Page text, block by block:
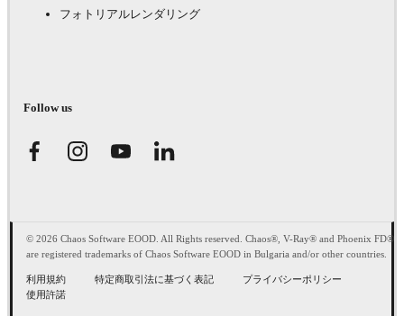
フォトリアルレンダリング
Follow us
© 2026 Chaos Software EOOD. All Rights reserved. Chaos®, V-Ray® and Phoenix FD®
are registered trademarks of Chaos Software EOOD in Bulgaria and/or other countries.
利用規約 特定商取引法に基づく表記
プライバシーポリシー
使用許諾